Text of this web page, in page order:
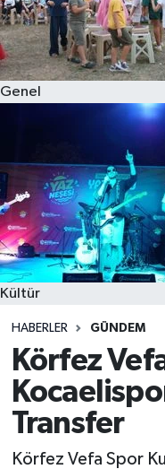
Genel
Kültür
HABERLER GÜNDEM
Körfez
Transfer
Körfez Vefa Spor